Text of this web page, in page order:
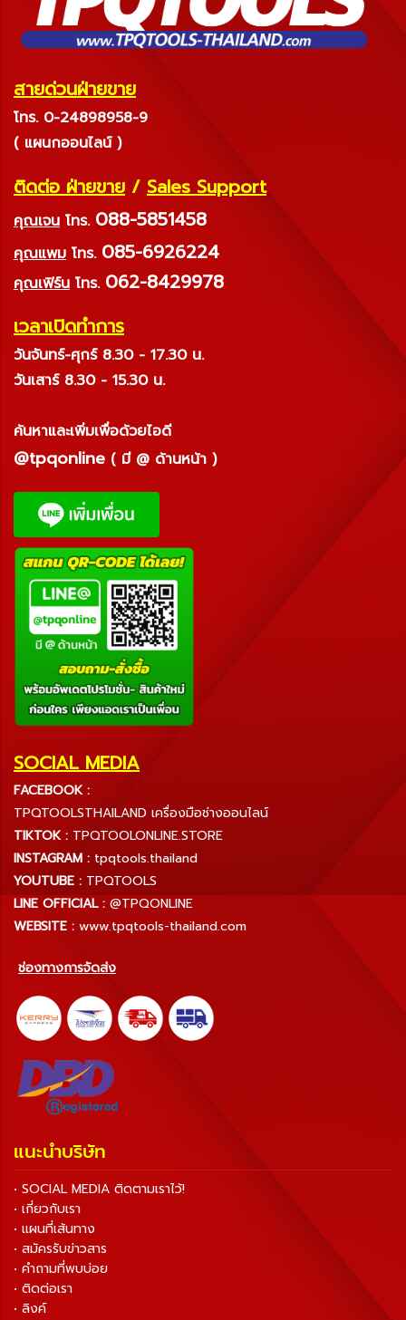
สายด่วนฝ่ายขาย
โทร. 0-24898958-9
( แผนกออนไลน์ )
ติดต่อ ฝ่ายขาย / Sales Support
คุณเจน โทร. 088-5851458
คุณแพม โทร. 085-6926224
คุณเฟิร์น โทร. 062-8429978
เวลาเปิดทำการ
วันจันทร์-ศุกร์ 8.30 - 17.30 น.
วันเสาร์ 8.30 - 15.30 น.
ค้นหาและเพิ่มเพื่อด้วยไอดี
@tpqonline ( มี @ ด้านหน้า )
SOCIAL MEDIA
FACEBOOK :
TPQTOOLSTHAILAND เครื่องมือช่างออนไลน์
TIKTOK : TPQTOOLONLINE.STORE
INSTAGRAM : tpqtools.thailand
YOUTUBE : TPQTOOLS
LINE OFFICIAL : @TPQONLINE
WEBSITE : www.tpqtools-thailand.com
ช่องทางการจัดส่ง
แนะนำบริษัท
• SOCIAL MEDIA ติดตามเราไว้!
• เกี่ยวกับเรา
• แผนที่เส้นทาง
• สมัครรับข่าวสาร
• คำถามที่พบบ่อย
• ติดต่อเรา
• ลิงค์